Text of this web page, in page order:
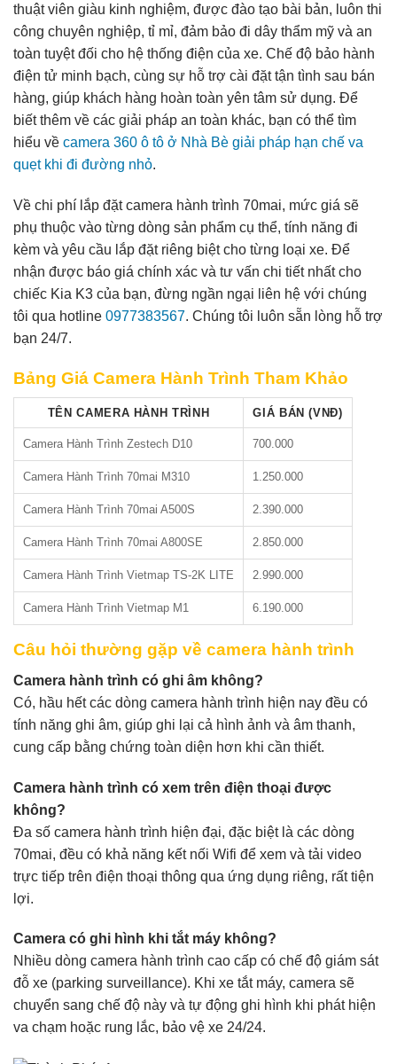
thuật viên giàu kinh nghiệm, được đào tạo bài bản, luôn thi
công chuyên nghiệp, tỉ mỉ, đảm bảo đi dây thẩm mỹ và an
toàn tuyệt đối cho hệ thống điện của xe. Chế độ bảo hành
điện tử minh bạch, cùng sự hỗ trợ cài đặt tận tình sau bán
hàng, giúp khách hàng hoàn toàn yên tâm sử dụng. Để
biết thêm về các giải pháp an toàn khác, bạn có thể tìm
hiểu về camera 360 ô tô ở Nhà Bè giải pháp hạn chế va
quẹt khi đi đường nhỏ.
Về chi phí lắp đặt camera hành trình 70mai, mức giá sẽ
phụ thuộc vào từng dòng sản phẩm cụ thể, tính năng đi
kèm và yêu cầu lắp đặt riêng biệt cho từng loại xe. Để
nhận được báo giá chính xác và tư vấn chi tiết nhất cho
chiếc Kia K3 của bạn, đừng ngần ngại liên hệ với chúng
tôi qua hotline 0977383567. Chúng tôi luôn sẵn lòng hỗ trợ
bạn 24/7.
Bảng Giá Camera Hành Trình Tham Khảo
TÊN CAMERA HÀNH TRÌNH GIÁ BÁN (VNĐ)
Camera Hành Trình Zestech D10 700.000
Camera Hành Trình 70mai M310 1.250.000
Camera Hành Trình 70mai A500S 2.390.000
Camera Hành Trình 70mai A800SE 2.850.000
Camera Hành Trình Vietmap TS-2K LITE 2.990.000
Camera Hành Trình Vietmap M1 6.190.000
Câu hỏi thường gặp về camera hành trình
Camera hành trình có ghi âm không?
Có, hầu hết các dòng camera hành trình hiện nay đều có
tính năng ghi âm, giúp ghi lại cả hình ảnh và âm thanh,
cung cấp bằng chứng toàn diện hơn khi cần thiết.
Camera hành trình có xem trên điện thoại được
không?
Đa số camera hành trình hiện đại, đặc biệt là các dòng
70mai, đều có khả năng kết nối Wifi để xem và tải video
trực tiếp trên điện thoại thông qua ứng dụng riêng, rất tiện
lợi.
Camera có ghi hình khi tắt máy không?
Nhiều dòng camera hành trình cao cấp có chế độ giám sát
đỗ xe (parking surveillance). Khi xe tắt máy, camera sẽ
chuyển sang chế độ này và tự động ghi hình khi phát hiện
va chạm hoặc rung lắc, bảo vệ xe 24/24.